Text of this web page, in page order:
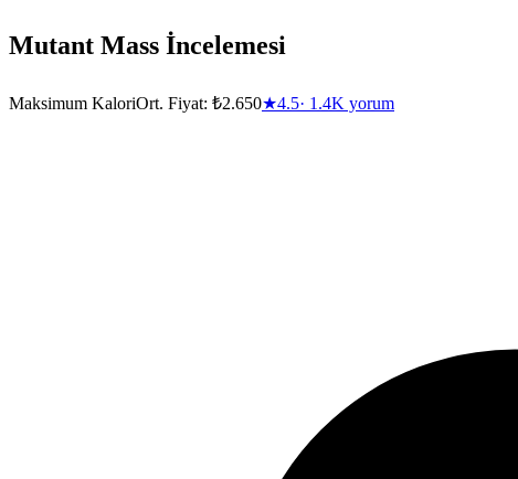
Mutant Mass İncelemesi
Maksimum KaloriOrt. Fiyat: ₺2.650★4.5· 1.4K yorum